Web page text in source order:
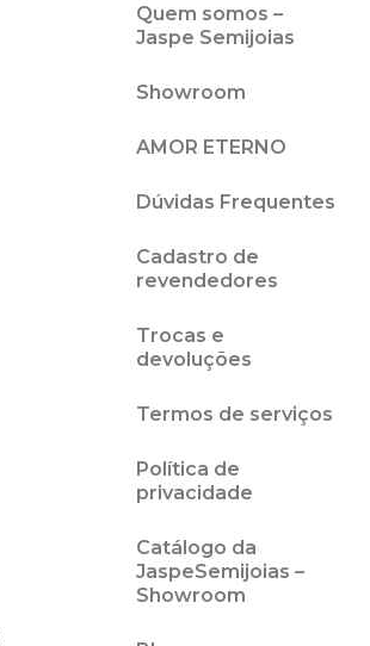
Quem somos –
Jaspe Semijoias
Showroom
AMOR ETERNO
Dúvidas Frequentes
Cadastro de
revendedores
Trocas e
devoluções
Termos de serviços
Política de
privacidade
Catálogo da
JaspeSemijoias –
Showroom